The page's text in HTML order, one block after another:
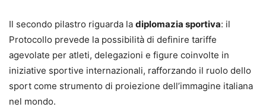
Il secondo pilastro riguarda la diplomazia sportiva: il
Protocollo prevede la possibilità di definire tariffe
agevolate per atleti, delegazioni e figure coinvolte in
iniziative sportive internazionali, rafforzando il ruolo dello
sport come strumento di proiezione dell’immagine italiana
nel mondo.